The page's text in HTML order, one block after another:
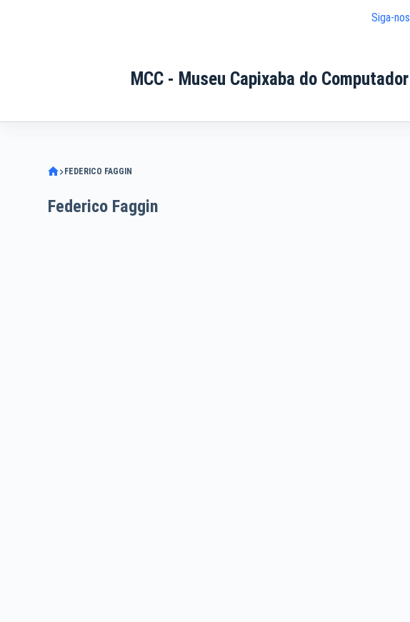
Siga-
MCC - Museu Capixaba do Computador
FEDERICO FAGGIN
Federico Faggin